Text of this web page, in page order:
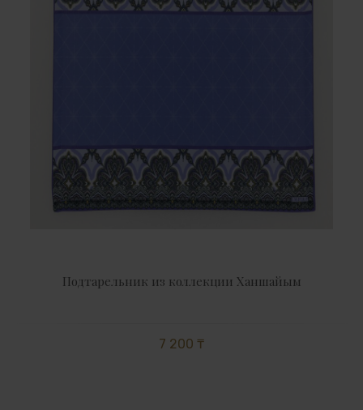
Подтарельник из коллекции Ханшайым
7 200 ₸